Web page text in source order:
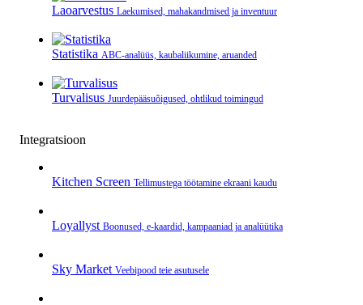
Laoarvestus Laekumised, mahakandmised ja inventuur
Statistika ABC-analüüs, kaubaliikumine, aruanded
Turvalisus Juurdepääsuõigused, ohtlikud toimingud
Integratsioon
Kitchen Screen Tellimustega töötamine ekraani kaudu
Loyallyst Boonused, e‑kaardid, kampaaniad ja analüütika
Sky Market Veebipood teie asutusele